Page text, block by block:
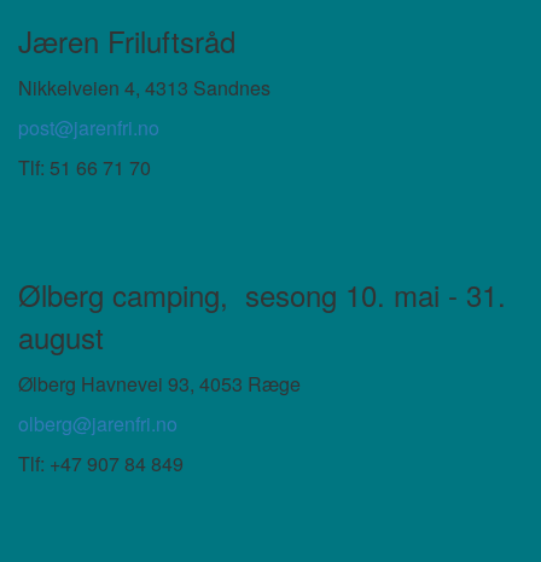
Jæren Friluftsråd
Nikkelveien 4, 4313 Sandnes
post@jarenfri.no
Tlf: 51 66 71 70
Ølberg camping, sesong 10. mai - 31.
august
Ølberg Havnevei 93, 4053 Ræge
olberg@jarenfri.no
Tlf: +47 907 84 849